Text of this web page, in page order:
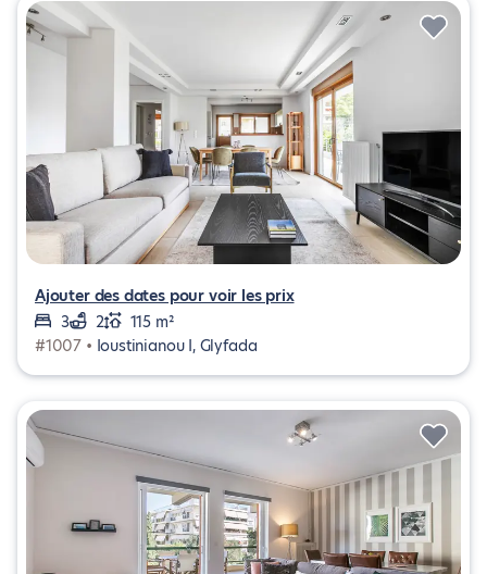
Ajouter des dates pour voir les prix
3
2
115 m²
#1007 • Ioustinianou I, Glyfada